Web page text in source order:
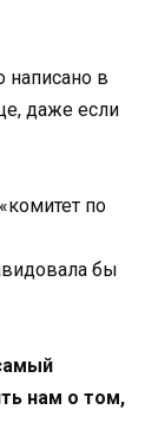
написано в
даже если
по
бы
нам о том,